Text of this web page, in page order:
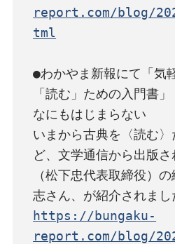
report.com/blog/
tml
●わかやま新報にて「気
「読む」ための入門書
なにもはじまらない
いまから古典を〈読む
ど、文学通信から出版
（松下忠代表取締役）
https://bungaku-
report.com/blog/